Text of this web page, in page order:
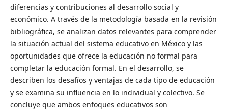
diferencias y contribuciones al desarrollo social y
económico. A través de la metodología basada en la revisión
bibliográfica, se analizan datos relevantes para comprender
la situación actual del sistema educativo en México y las
oportunidades que ofrece la educación no formal para
completar la educación formal. En el desarrollo, se
describen los desafíos y ventajas de cada tipo de educación
y se examina su influencia en lo individual y colectivo. Se
concluye que ambos enfoques educativos son